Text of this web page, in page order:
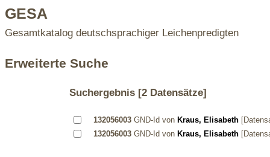
GESA
Gesamtkatalog deutschsprachiger Leichenpredigten
Erweiterte Suche
Suchergebnis[2 Datensätze]
132056003GND-Id von Kraus, Elisabeth
132056003GND-Id von Kraus, Elisabeth